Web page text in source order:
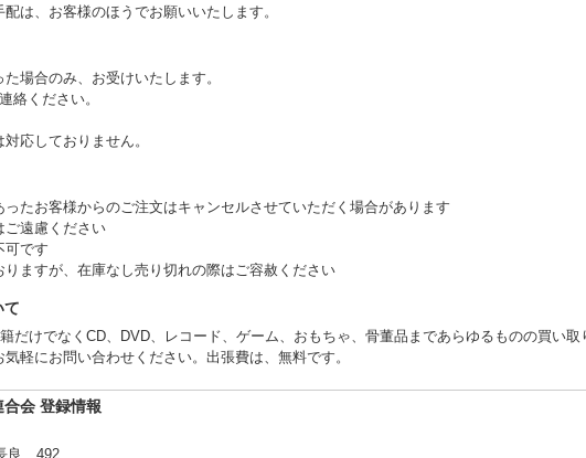
は、お客様のほうでお願いいたします。
場合のみ、お受けいたします。
絡ください。
応しておりません。
ったお客様からのご注文はキャンセルさせていただく場合があります
ご遠慮ください
可です
りますが、在庫なし売り切れの際はご容赦ください
て
だけでなくCD、DVD、レコード、ゲーム、おもちゃ、骨董品まであらゆるものの買い
軽にお問い合わせください。出張費は、無料です。
会 登録情報
長良 492